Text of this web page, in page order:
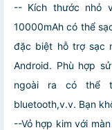
-- Kích thước nhỏ
10000mAh có thể
đặc biệt hỗ trợ sạc
Android. Phù hợp
ngoài ra có thể
bluetooth,v.v. Bạn
--Vỏ hợp kim với